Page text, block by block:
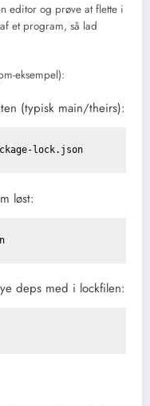
editor og prøve at flette i
et program, så lad
eksempel):
(typisk main/theirs):
løst:
deps med i lockfilen: